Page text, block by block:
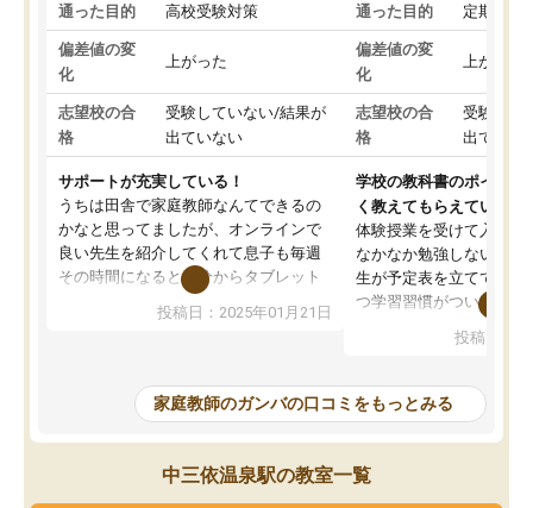
通った目的 高校受験対策
偏差値の変
化
上がった
志望校の合
格
受験していない/結果が
出ていない
サポートが充実している！
うちは田舎で家庭教師なんてできるの
かなと思ってましたが、オンラインで
良い先生を紹介してくれて息子も毎週
その時間になると自分からタブレット
を開いてzoomを繋げるようになりまし
た！5科目なんでもOKなのもとても気
めて1年ほどだった今では平均点以上の
科目が増えてきました！あと1年受験ま
であるので無料の週末教室を使用しな
がら頑張って欲しいと思います！
投稿日：2025年01月21日
通った目的 定期テス
偏差値の変
化
上がった
志望校の合
格
受験して
出ていな
学校の教科書のポイント
く教えてもらえている
体験授業を受けて入塾し
なかなか勉強しない息子
生が予定表を立ててくれ
つ学習習慣がついてきま
指導が無い日も予定表
問できるのでとても助か
投稿日：
家庭教師のガンバの口コミをもっとみる
中三依温泉駅の教室一覧